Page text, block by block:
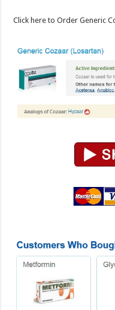
Click here to Order Generic